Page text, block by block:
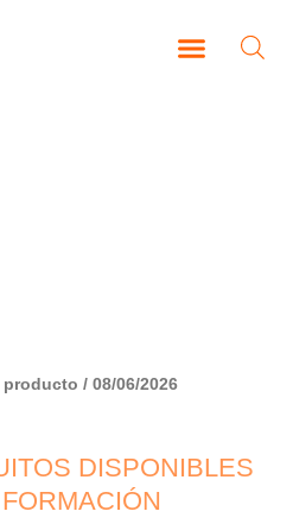
/ 08/06/2026
DISPONIBLES